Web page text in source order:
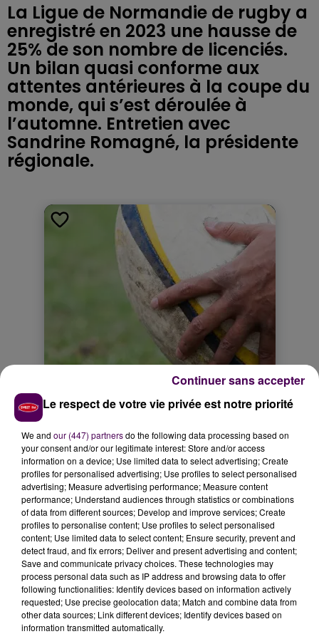
La Ligue de Normandie de rugby a
enregistré en 2023 une hausse de
25% de son nombre de licenciés.
Un bilan quasi conforme aux
attentes antérieures à la coupe du
monde, qui s’est déroulée à
l’automne. Entretien avec
Sandrine Romagné, la présidente
régionale.
Le respect de votre vie privée est notre priorité
We and our (447) partnersdo the following data processing based on
your consent and/or our legitimate interest: Store and/or access
information on a device; Use limited data to select advertising; Create
profiles for personalised advertising; Use profiles to select personalised
advertising; Measure advertising performance; Measure content
performance; Understand audiences through statistics or combinations
of data from different sources; Develop and improve services; Create
profiles to personalise content; Use profiles to select personalised
content; Use limited data to select content; Ensure security, prevent and
detect fraud, and fix errors; Deliver and present advertising and content;
Save and communicate privacy choices. These technologies may
process personal data such as IP address and browsing data to offer
following functionalities: Identify devices based on information actively
requested; Use precise geolocation data; Match and combine data from
other data sources; Link different devices; Identify devices based on
information transmitted automatically.
Continuer sans accepter